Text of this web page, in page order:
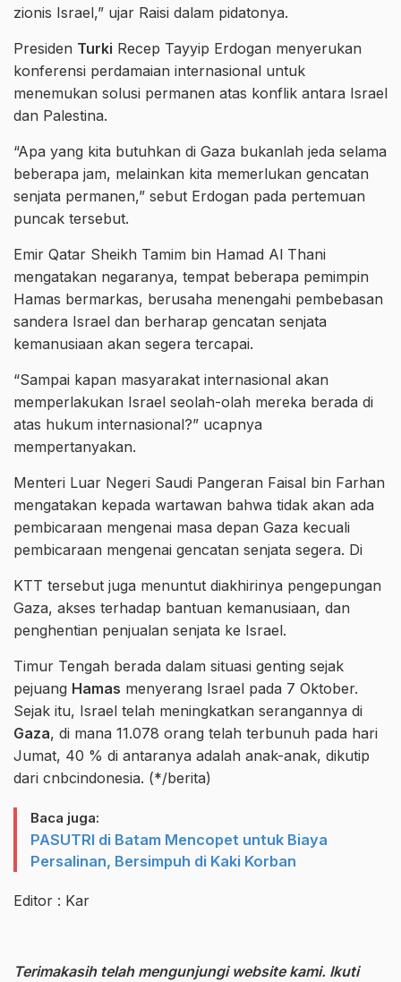
zionis Israel,” ujar Raisi dalam pidatonya.
Presiden Turki Recep Tayyip Erdogan menyerukan
konferensi perdamaian internasional untuk
menemukan solusi permanen atas konflik antara Israel
dan Palestina.
“Apa yang kita butuhkan di Gaza bukanlah jeda selama
beberapa jam, melainkan kita memerlukan gencatan
senjata permanen,” sebut Erdogan pada pertemuan
puncak tersebut.
Emir Qatar Sheikh Tamim bin Hamad Al Thani
mengatakan negaranya, tempat beberapa pemimpin
Hamas bermarkas, berusaha menengahi pembebasan
sandera Israel dan berharap gencatan senjata
kemanusiaan akan segera tercapai.
“Sampai kapan masyarakat internasional akan
memperlakukan Israel seolah-olah mereka berada di
atas hukum internasional?” ucapnya
mempertanyakan.
Menteri Luar Negeri Saudi Pangeran Faisal bin Farhan
mengatakan kepada wartawan bahwa tidak akan ada
pembicaraan mengenai masa depan Gaza kecuali
pembicaraan mengenai gencatan senjata segera. Di
KTT tersebut juga menuntut diakhirinya pengepungan
Gaza, akses terhadap bantuan kemanusiaan, dan
penghentian penjualan senjata ke Israel.
Timur Tengah berada dalam situasi genting sejak
pejuang Hamas menyerang Israel pada 7 Oktober.
Sejak itu, Israel telah meningkatkan serangannya di
Gaza, di mana 11.078 orang telah terbunuh pada hari
Jumat, 40 % di antaranya adalah anak-anak, dikutip
dari cnbcindonesia. (*/berita)
Baca juga:
PASUTRI di Batam Mencopet untuk Biaya
Persalinan, Bersimpuh di Kaki Korban
Editor : Kar
Terimakasih telah mengunjungi website kami. Ikuti